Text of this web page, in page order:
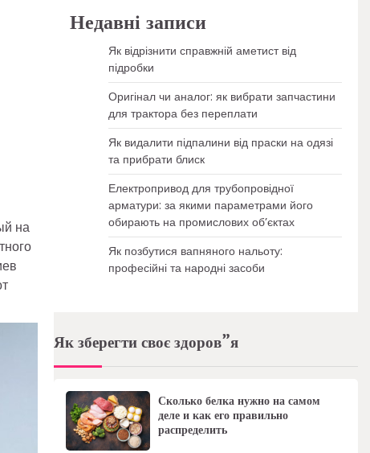
на
Недавні записи
Як відрізнити справжній аметист від
підробки
Оригінал чи аналог: як вибрати запчастини
для трактора без переплати
Як видалити підпалини від праски на одязі
та прибрати блиск
Електропривод для трубопровідної
арматури: за якими параметрами його
обирають на промислових об’єктах
Як позбутися вапняного нальоту:
професійні та народні засоби
Як зберегти своє здоров”я
Сколько белка нужно на самом
деле и как его правильно
распределить